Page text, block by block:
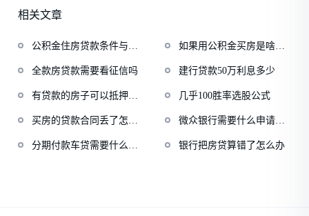
相关文章
公积金住房贷款条件与额
如果用公积金买房是啥意
全款房贷款需要看征信吗
建行贷款50万利息多少
有贷款的房子可以抵押贷
几乎100胜率选股公式
买房的贷款合同丢了怎么
微众银行需要什么申请条
分期付款车贷需要什么手
银行把房贷算错了怎么办